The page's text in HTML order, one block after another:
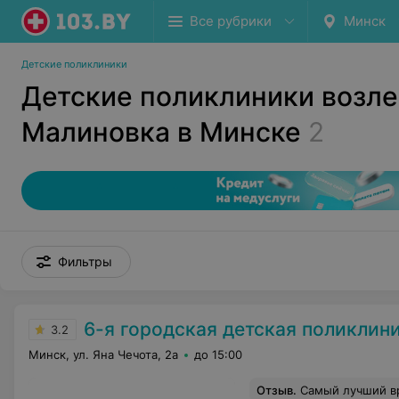
Все рубрики Минск
Детские поликлиники
Детские поликлиники
Малиновка в Минске 2
Фильтры
3.2 6-я городская детская
Минск, ул. Яна Чечота, 2а до 15:00
Отзыв. Самый лучший